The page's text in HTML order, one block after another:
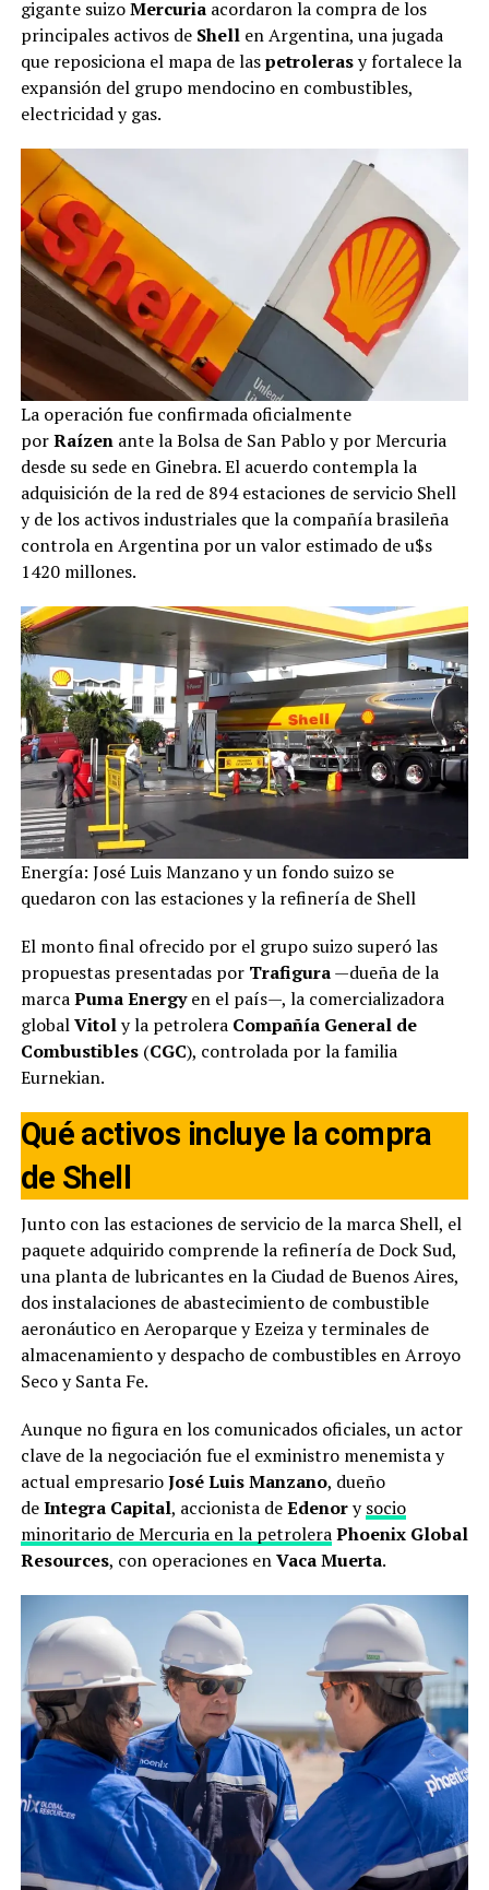
gigante suizoMercuriaacordaron la compra de los
principales activos de Shellen Argentina, una jugada
que reposiciona el mapa de laspetrolerasy fortalece la
expansión del grupo mendocino en combustibles,
electricidad y gas.
La operación fue confirmada oficialmente
porRaízenante la Bolsa de San Pablo y por Mercuria
desde su sede en Ginebra. El acuerdo contempla la
adquisición de la red de 894 estaciones de servicio Shell
y de los activos industriales que la compañía brasileña
controla en Argentina por un valor estimado de u$s
1420 millones.
Energía: José Luis Manzano y un fondo suizo se
quedaron con las estaciones y la refinería de Shell
El monto final ofrecido por el grupo suizo superó las
propuestas presentadas por Trafigura—dueña de la
marcaPuma Energyen el país—, la comercializadora
globalVitoly la petrolera Compañía General de
Combustibles(CGC), controlada por la familia
Eurnekian.
Qué activos incluye la compra
de Shell
Junto con las estaciones de servicio de la marca Shell, el
paquete adquirido comprende la refinería de Dock Sud,
una planta de lubricantes en la Ciudad de Buenos Aires,
dos instalaciones de abastecimiento de combustible
aeronáutico en Aeroparque y Ezeiza y terminales de
almacenamiento y despacho de combustibles en Arroyo
Seco y Santa Fe.
Aunque no figura en los comunicados oficiales, un actor
clave de la negociación fue el exministro menemista y
actual empresarioJosé Luis Manzano, dueño
deIntegra Capital, accionista deEdenorysocio
minoritario de Mercuria en la petroleraPhoenix Global
Resources, con operaciones enVaca Muerta.